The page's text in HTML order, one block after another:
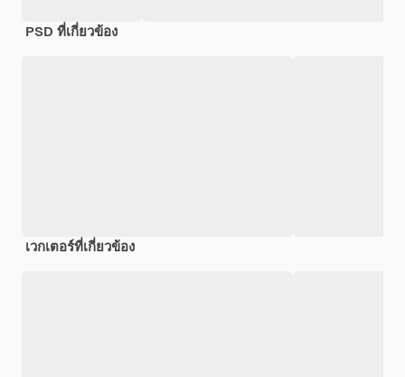
PSD ที่เกี่ยวข้อง
เวกเตอร์ที่เกี่ยวข้อง